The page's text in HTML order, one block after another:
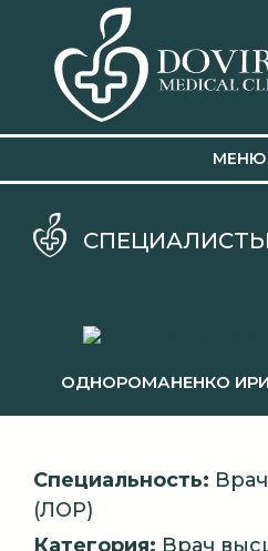
MEНЮ
СПЕЦИАЛИСТЫ
ОДНОРОМАНЕНКО
Специальность:
(ЛОР)
Категория: Врач